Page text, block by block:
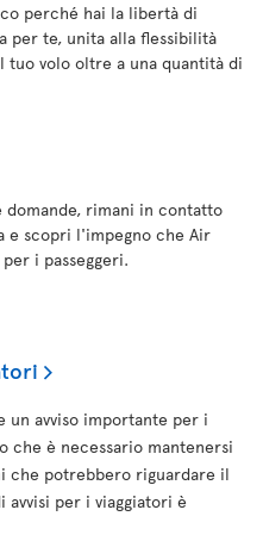
perché hai la libertà di
per te, unita alla flessibilità
volo oltre a una quantità di
domande, rimani in contatto
e scopri l'impegno che Air
i passeggeri.
un avviso importante per i
che è necessario mantenersi
che potrebbero riguardare il
avvisi per i viaggiatori è